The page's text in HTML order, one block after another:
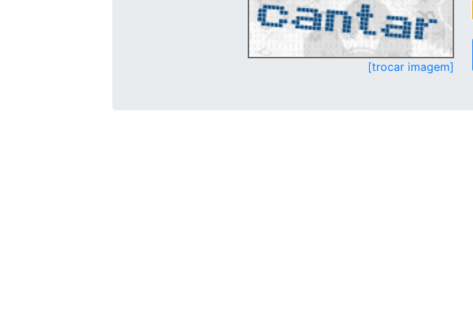
[trocar imagem]